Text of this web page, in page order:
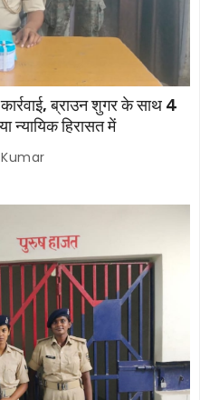
ब्राउन शुगर के साथ 4
न्यायिक हिरासत में